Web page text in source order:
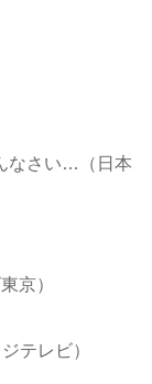
なさい…（日本
京）
テレビ）